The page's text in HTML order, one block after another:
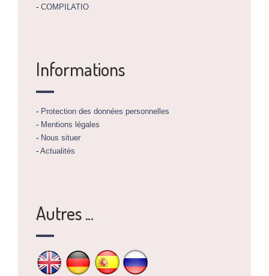
- COMPILATIO
Informations
- Protection des données personnelles
- Mentions légales
- Nous situer
- Actualités
Autres ...